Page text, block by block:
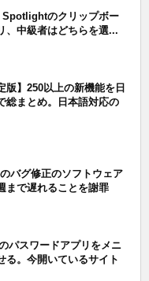
Spotlightのクリップボー
、中級者はどちらを選...
版】250以上の新機能を日
総まとめ。日本語対応の
バグ修正のソフトウェア
まで遅れることを謝罪
パスワードアプリをメニ
る。今開いているサイト